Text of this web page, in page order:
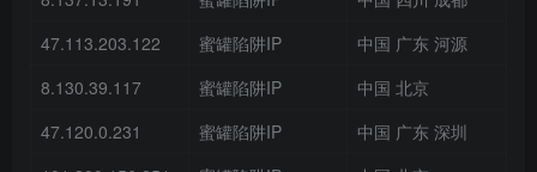
47.113.203.122
蜜罐陷阱IP
中国 广东 河源
8.130.39.117
蜜罐陷阱IP
中国 北京
47.120.0.231
蜜罐陷阱IP
中国 广东 深圳